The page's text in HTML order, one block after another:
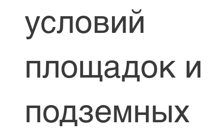
условий
площадок и
подземных